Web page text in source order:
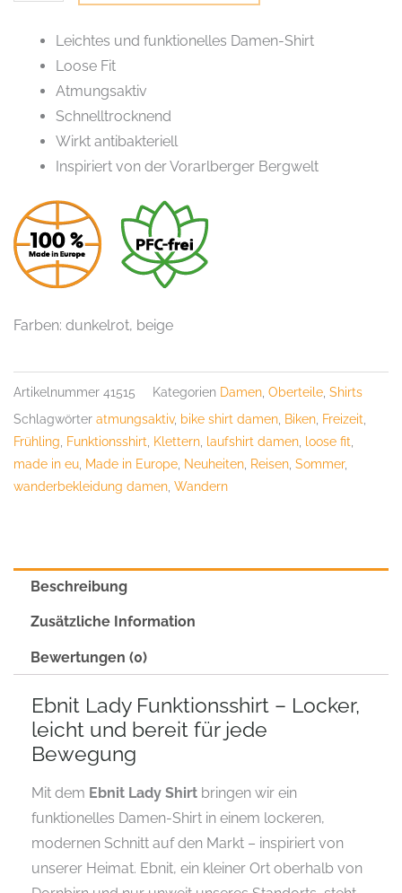
Leichtes und funktionelles Damen-Shirt
Loose Fit
Atmungsaktiv
Schnelltrocknend
Wirkt antibakteriell
Inspiriert von der Vorarlberger Bergwelt
Farben: dunkelrot, beige
Artikelnummer 41515 Kategorien Damen Oberteile Shirts
Schlagwörter atmungsaktiv, bike shirt damen Biken Freizeit
Frühling
Funktionsshirt Klettern laufshirt damen loose fit
made in eu Made in Europe Neuheiten Reisen Sommer,
wanderbekleidung damen Wandern
Beschreibung
Zusätzliche Information
Bewertungen (0)
Ebnit Lady Funktionsshirt – Locker,
leicht und bereit für jede
Bewegung
Mit dem Ebnit Lady Shirt bringen wir ein
funktionelles Damen-Shirt in einem lockeren,
modernen Schnitt auf den Markt – inspiriert von
unserer Heimat. Ebnit, ein kleiner Ort oberhalb von